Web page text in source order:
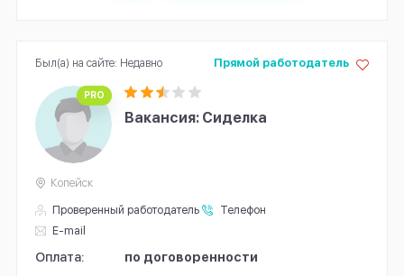
PRO
Вакансия: Сиделка
Проверенный работодатель
Телефон
E-mail
Прямой работодатель
Копейск
Оплата: по договоренности
Был(а) на сайте: Недавно